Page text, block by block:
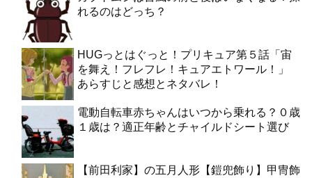
れるのはどっち？
HUGっとはぐっと！プリキュア第５話「宙
を舞え！フレフレ！キュアエトワール！」
あらすじと感想とネタバレ！
電動自転車赤ちゃんはいつから乗れる？０歳
１歳は？適正年齢とチャイルドシート選び
【前田利家】の五月人形【鎧兜飾り】甲冑飾